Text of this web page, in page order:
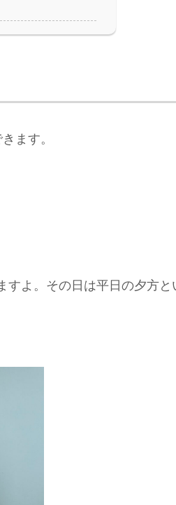
ます。
すよ。その日は平日の夕方と